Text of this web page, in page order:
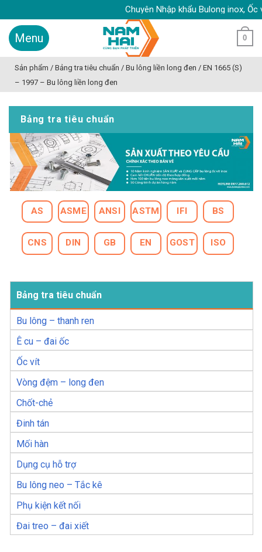
to
content
Chuyên Nhập khẩu Bulong inox, Ốc
0
Sản phẩm / Bảng tra tiêu chuẩn / Bu lông liền long đen / EN 1665 (S)
– 1997 – Bu lông liền long đen
Bảng tra tiêu chuẩn
AS ASME ANSI ASTM IFI BS
CNS DIN GB EN GOST ISO
Bảng tra tiêu chuẩn
Bu lông – thanh ren
Ê cu – đai ốc
Ốc vít
Vòng đệm – long đen
Chốt-chẻ
Đinh tán
Mối hàn
Dụng cụ hỗ trợ
Bu lông neo – Tắc kê
Phụ kiện kết nối
Đai treo – đai xiết